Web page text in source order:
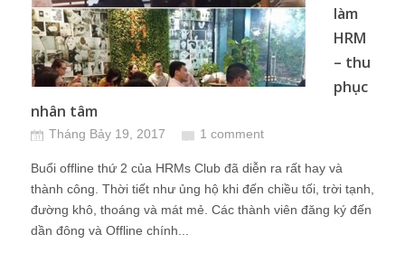
làm
HRM
– thu
phục
nhân tâm
Tháng Bảy 19, 2017 1 comment
Buổi offline thứ 2 của HRMs Club đã diễn ra rất hay và
thành công. Thời tiết như ủng hộ khi đến chiều tối, trời tạnh,
đường khô, thoáng và mát mẻ. Các thành viên đăng ký đến
dần đông và Offline chính...